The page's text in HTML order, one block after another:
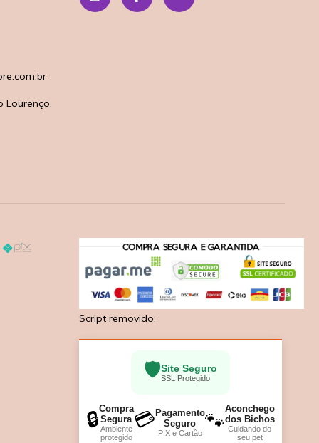
Lourenço,
Script removido:
🛡️Site Seguro
SSL Protegido
🔒
Compra
Segura
Ambiente
protegido
💳 Pagamento
Seguro
PIX e Cartão 🐾
Aconchego
dos Bichos
Cuidando do
seu pet